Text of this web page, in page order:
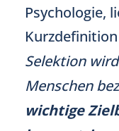
Psychologie,
Kurzdefinition
Selektion
Menschen
wichtige